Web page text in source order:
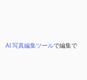
AI 写真編集ツールで編集で